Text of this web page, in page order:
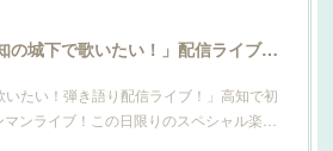
8/7(金)20:30〜「高知の城下で歌いたい！」配信ライブ開催！詳細はこちら！
たい！弾き語り配信ライブ！」高知で初
ンライブ！この日限りのスペシャル楽…